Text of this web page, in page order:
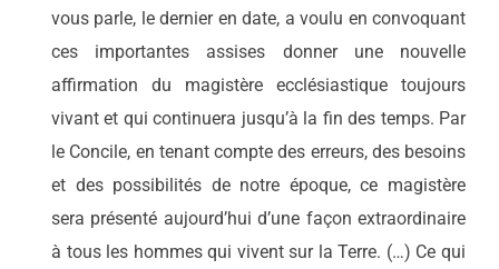
vous parle, le dernier en date, a voulu en convoquant
ces importantes assises donner une nouvelle
affirmation du magistère ecclésiastique toujours
vivant et qui continuera jusqu’à la fin des temps. Par
le Concile, en tenant compte des erreurs, des besoins
et des possibilités de notre époque, ce magistère
sera présenté aujourd’hui d’une façon extraordinaire
à tous les hommes qui vivent sur la Terre. (…) Ce qui